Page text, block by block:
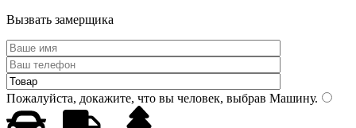
Вызвать замерщика
Пожалуйста, докажите, что вы человек, выбрав Машину.